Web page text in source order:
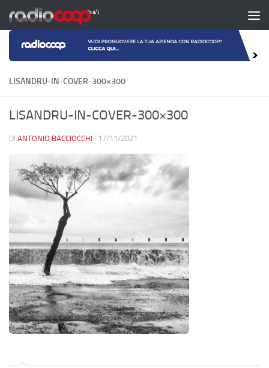
Salta al contenuto
LISANDRU-IN-COVER-300×300
LISANDRU-IN-COVER-300×300
DI ANTONIO BACCIOCCHI · 17/11/2021